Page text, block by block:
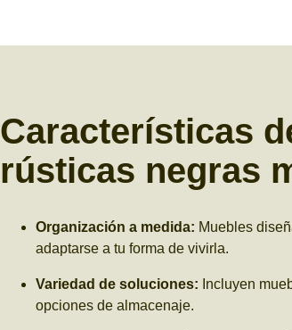
Características
rústicas negras
Organización a medida: Muebles
adaptarse a tu forma de vivirla.
Variedad de soluciones: Incluyen
opciones de almacenaje.